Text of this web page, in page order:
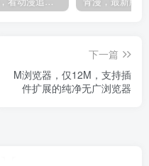
下一篇
M浏览器，仅12M，支持插
件扩展的纯净无广浏览器